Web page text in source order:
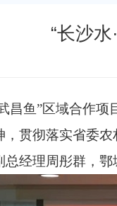
“长沙
鱼”区域合作项
贯彻落实省委
经理周彤群，鄂